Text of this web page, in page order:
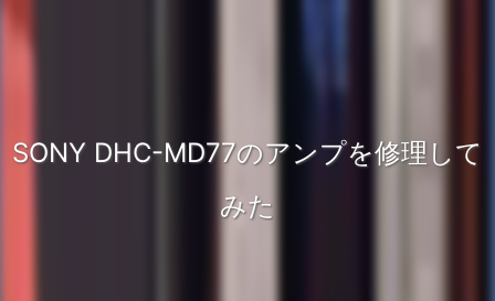
SONY DHC-MD77のアンプを修理して
みた